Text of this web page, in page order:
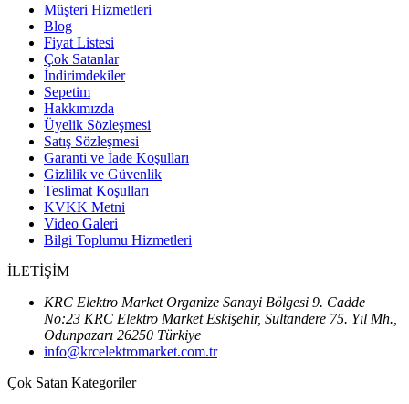
Müşteri Hizmetleri
Blog
Fiyat Listesi
Çok Satanlar
İndirimdekiler
Sepetim
Hakkımızda
Üyelik Sözleşmesi
Satış Sözleşmesi
Garanti ve İade Koşulları
Gizlilik ve Güvenlik
Teslimat Koşulları
KVKK Metni
Video Galeri
Bilgi Toplumu Hizmetleri
İLETİŞİM
KRC Elektro Market Organize Sanayi Bölgesi 9. Cadde
No:23 KRC Elektro Market Eskişehir, Sultandere 75. Yıl Mh.,
Odunpazarı 26250 Türkiye
info@krcelektromarket.com.tr
Çok Satan Kategoriler